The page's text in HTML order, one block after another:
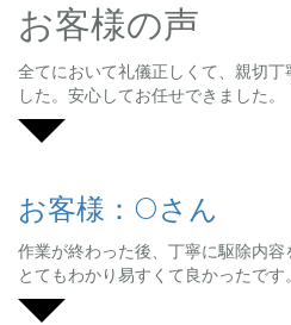
お客様の声
全てにおいて礼儀正しくて、親切
した。安心してお任せできました。
お客様：Oさん
作業が終わった後、丁寧に駆除内
とてもわかり易すくて良かったです。